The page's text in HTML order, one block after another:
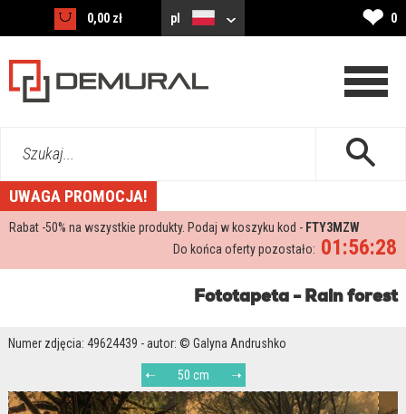
0,00 zł pl ❤ 0
Szukaj...
UWAGA PROMOCJA!
Rabat -50% na wszystkie produkty. Podaj w koszyku kod - FTY3MZW
01:56:27
Do końca oferty pozostało:
Fototapeta - Rain forest
Numer zdjęcia: 49624439 - autor: © Galyna Andrushko
50 cm